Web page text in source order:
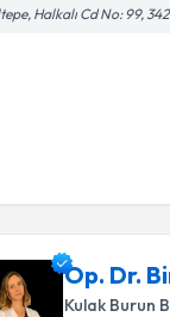
Halkalı Cd No: 99,
Op. Dr.
Kulak Burun